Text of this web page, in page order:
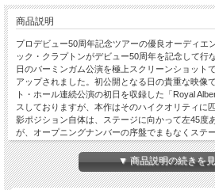
商品説明
プロデビュー50周年記念ツアーの優良オーディエ
ック・クラプトンがデビュー50周年を記念して行
日のバーミンガム公演を極上スクリーンショット
アップされました。初公開となる日の貴重な映像
ト・ホール連続公演の初日を収録した「Royal
スしておりますが、本作はそのハイクオリティに
影ポジション自体は、ステージに向かって左45度
が、オープニングナンバーの序盤でまもなくステ
ショットに切り替わります。以降はずっと良好な
完全収録されています（撮影できなかったパート
が）。この日のクラプトンのルックスは、グレー
ズという出で立ち。スクリーンショットは、さす
▼ 商品説明の続きを